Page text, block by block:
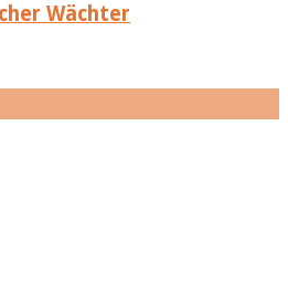
Wächter